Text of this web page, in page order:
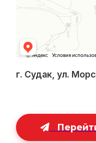
г. Судак, ул.